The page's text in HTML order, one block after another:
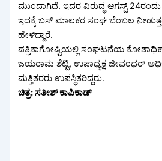
ಮುಂದಾಗಿದೆ. ಇದರ ವಿರುದ್ಧ ಆಗಸ್ಟ್
ಇದಕ್ಕೆ ಬಸ್ ಮಾಲಕರ ಸಂಘ ಬೆಂಬಲ
ಹೇಳಿದ್ದಾರೆ.
ಪತ್ರಿಕಾಗೋಷ್ಟಿಯಲ್ಲಿ ಸಂಘಟನೆಯ
ಜಯರಾಮ ಶೆಟ್ಟಿ, ಉಪಾಧ್ಯಕ್ಷ ಜೀವಂಧರ್
ಮತ್ತಿತರರು ಉಪಸ್ಥಿತರಿದ್ದರು.
ಚಿತ್ರ: ಸತೀಶ್ ಕಾಪಿಕಾಡ್